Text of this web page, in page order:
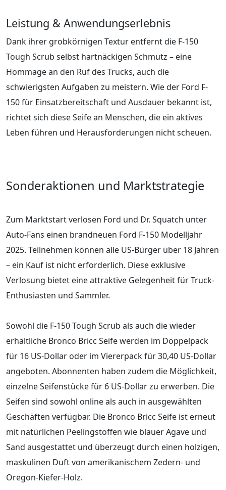
Leistung & Anwendungserlebnis
Dank ihrer grobkörnigen Textur entfernt die F-150
Tough Scrub selbst hartnäckigen Schmutz – eine
Hommage an den Ruf des Trucks, auch die
schwierigsten Aufgaben zu meistern. Wie der Ford F-
150 für Einsatzbereitschaft und Ausdauer bekannt ist,
richtet sich diese Seife an Menschen, die ein aktives
Leben führen und Herausforderungen nicht scheuen.
Sonderaktionen und Marktstrategie
Zum Marktstart verlosen Ford und Dr. Squatch unter
Auto-Fans einen brandneuen Ford F-150 Modelljahr
2025. Teilnehmen können alle US-Bürger über 18 Jahren
– ein Kauf ist nicht erforderlich. Diese exklusive
Verlosung bietet eine attraktive Gelegenheit für Truck-
Enthusiasten und Sammler.
Sowohl die F-150 Tough Scrub als auch die wieder
erhältliche Bronco Bricc Seife werden im Doppelpack
für 16 US-Dollar oder im Viererpack für 30,40 US-Dollar
angeboten. Abonnenten haben zudem die Möglichkeit,
einzelne Seifenstücke für 6 US-Dollar zu erwerben. Die
Seifen sind sowohl online als auch in ausgewählten
Geschäften verfügbar. Die Bronco Bricc Seife ist erneut
mit natürlichen Peelingstoffen wie blauer Agave und
Sand ausgestattet und überzeugt durch einen holzigen,
maskulinen Duft von amerikanischem Zedern- und
Oregon-Kiefer-Holz.